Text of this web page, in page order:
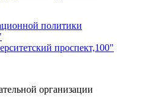
политики
проспект,100"
организации